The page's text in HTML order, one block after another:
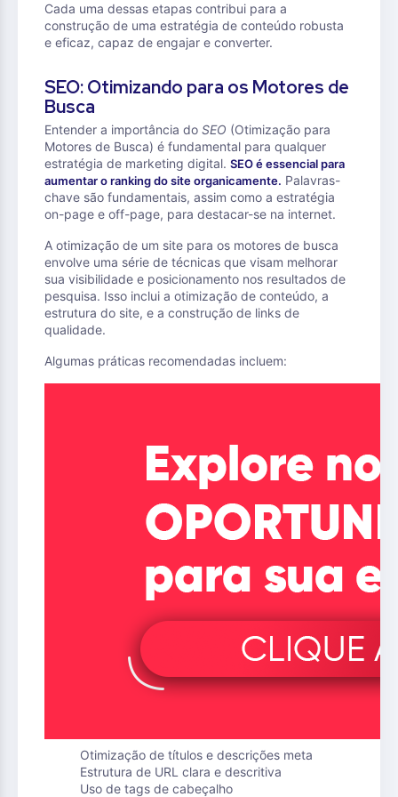
Cada uma dessas etapas contribui para a
construção de uma estratégia de conteúdo robusta
e eficaz, capaz de engajar e converter.
SEO: Otimizando para os Motores de
Busca
Entender a importância do SEO (Otimização para
Motores de Busca) é fundamental para qualquer
estratégia de marketing digital. SEO é essencial para
aumentar o ranking do site organicamente. Palavras-
chave são fundamentais, assim como a estratégia
on-page e off-page, para destacar-se na internet.
A otimização de um site para os motores de busca
envolve uma série de técnicas que visam melhorar
sua visibilidade e posicionamento nos resultados de
pesquisa. Isso inclui a otimização de conteúdo, a
estrutura do site, e a construção de links de
qualidade.
Algumas práticas recomendadas incluem:
Otimização de títulos e descrições meta
Estrutura de URL clara e descritiva
Uso de tags de cabeçalho